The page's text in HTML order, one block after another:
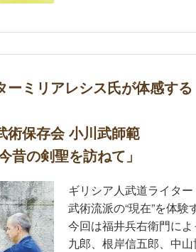
ーミリアレシス氏が体感す
術保存会 小川武師範
の剣聖を訪ねて」
ギリシア人武道ライタ
武術流派の“現在”を体験
今回は福井兵右衛門に
九郎、根岸信五郎、中